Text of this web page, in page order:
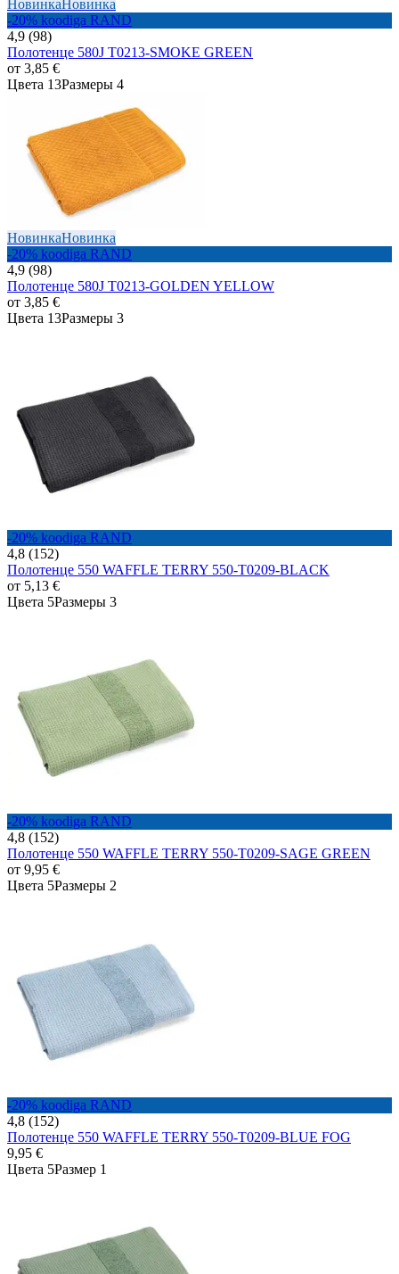
Новинка Новинка
-20% koodiga RAND
4,9 (98)
Полотенце 580J T0213-SMOKE GREEN
от 3,85 €
Цвета 13Размеры 4
НовинкаНовинка
-20% koodiga RAND
4,9 (98)
Полотенце 580J T0213-GOLDEN YELLOW
от 3,85 €
Цвета 13Размеры 3
-20% koodiga RAND
4,8 (152)
Полотенце 550 WAFFLE TERRY 550-T0209-BLACK
от 5,13 €
Цвета 5Размеры 3
-20% koodiga RAND
4,8 (152)
Полотенце 550 WAFFLE TERRY 550-T0209-SAGE GREEN
от 9,95 €
Цвета 5Размеры 2
-20% koodiga RAND
4,8 (152)
Полотенце 550 WAFFLE TERRY 550-T0209-BLUE FOG
9,95 €
Цвета 5Размер 1